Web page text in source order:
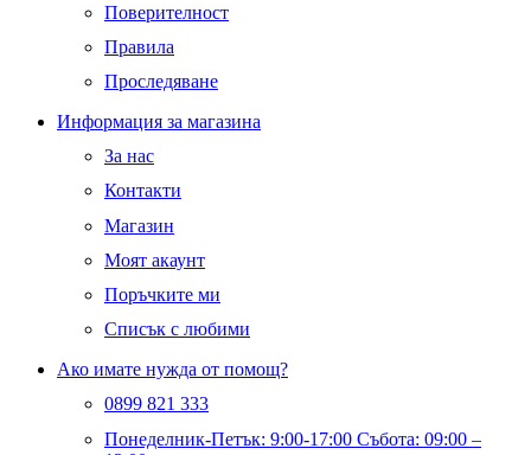
Поверителност
Правила
Проследяване
Информация за магазина
За нас
Контакти
Магазин
Моят акаунт
Поръчките ми
Списък с любими
Ако имате нужда от помощ?
0899 821 333
Понеделник-Петък: 9:00-17:00 Събота: 09:00 –